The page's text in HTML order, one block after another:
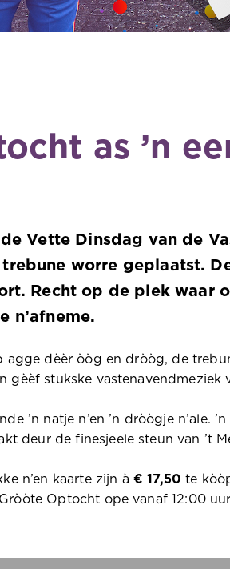
as ’n
Vette Dinsdag van de
trebune worre geplaatst.
Recht op de plek waar
n’afneme.
agge dèèr òòg en dròòg, de
gèèf stukske vastenavendmeziek
’n natje n’en ’n dròògje n’ale.
deur de finesjeele steun van ’t
n’en kaarte zijn à € 17,50 te
Optocht ope vanaf 12:00